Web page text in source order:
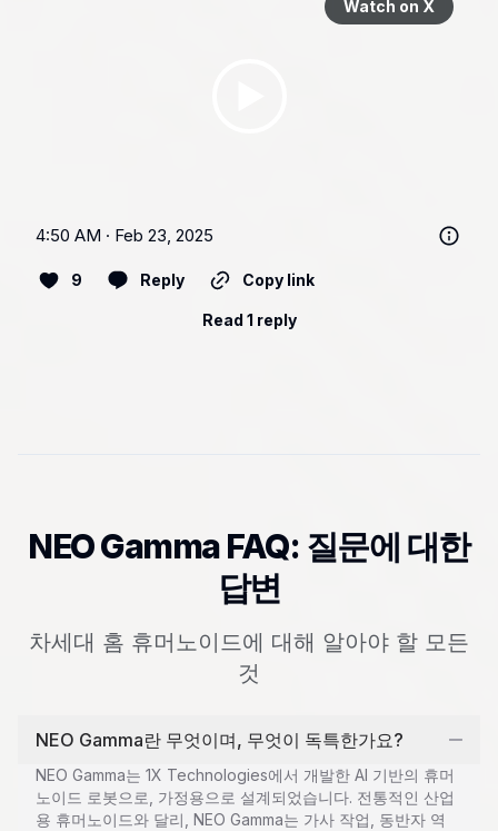
Watch on X
4:50 AM · Feb 23, 2025
9 Reply Copy link
Read 1 reply
NEO Gamma FAQ: 질문에 대한
답변
차세대 홈 휴머노이드에 대해 알아야 할 모든
것
NEO Gamma란 무엇이며, 무엇이 독특한가요?
NEO Gamma는 1X Technologies에서 개발한 AI 기반의 휴머
노이드 로봇으로, 가정용으로 설계되었습니다. 전통적인 산업
용 휴머노이드와 달리, NEO Gamma는 가사 작업, 동반자 역